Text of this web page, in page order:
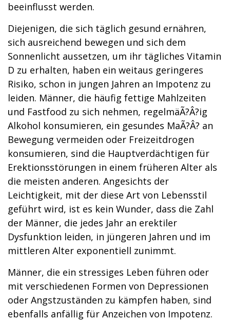
beeinflusst werden.
Diejenigen, die sich täglich gesund ernähren,
sich ausreichend bewegen und sich dem
Sonnenlicht aussetzen, um ihr tägliches Vitamin
D zu erhalten, haben ein weitaus geringeres
Risiko, schon in jungen Jahren an Impotenz zu
leiden. Männer, die häufig fettige Mahlzeiten
und Fastfood zu sich nehmen, regelmäÃ?Â?ig
Alkohol konsumieren, ein gesundes MaÃ?Â? an
Bewegung vermeiden oder Freizeitdrogen
konsumieren, sind die Hauptverdächtigen für
Erektionsstörungen in einem früheren Alter als
die meisten anderen. Angesichts der
Leichtigkeit, mit der diese Art von Lebensstil
geführt wird, ist es kein Wunder, dass die Zahl
der Männer, die jedes Jahr an erektiler
Dysfunktion leiden, in jüngeren Jahren und im
mittleren Alter exponentiell zunimmt.
Männer, die ein stressiges Leben führen oder
mit verschiedenen Formen von Depressionen
oder Angstzuständen zu kämpfen haben, sind
ebenfalls anfällig für Anzeichen von Impotenz.